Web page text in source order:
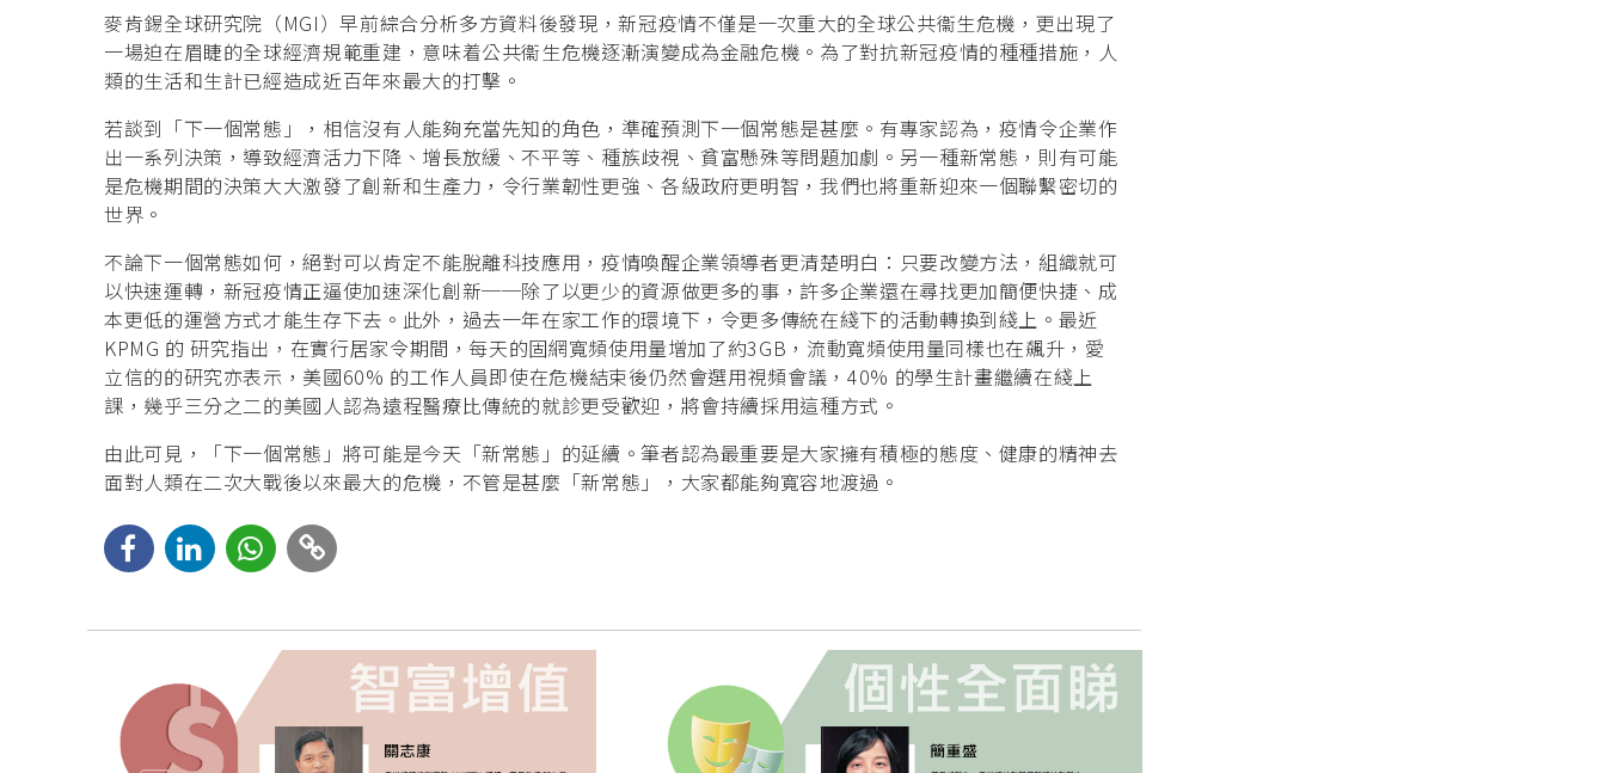
麥肯錫全球研究院（MGI）早前綜合分析多方資料後發現，新冠疫情不僅是一次重大的全球公共衞生危機，更出現了
一場迫在眉睫的全球經濟規範重建，意味着公共衞生危機逐漸演變成為金融危機。為了對抗新冠疫情的種種措施，人
類的生活和生計已經造成近百年來最大的打擊。
若談到「下一個常態」，相信沒有人能夠充當先知的角色，準確預測下一個常態是甚麼。有專家認為，疫情令企業作
出一系列決策，導致經濟活力下降、增長放緩、不平等、種族歧視、貧富懸殊等問題加劇。另一種新常態，則有可能
是危機期間的決策大大激發了創新和生產力，令行業韌性更強、各級政府更明智，我們也將重新迎來一個聯繫密切的
世界。
不論下一個常態如何，絕對可以肯定不能脫離科技應用，疫情喚醒企業領導者更清楚明白：只要改變方法，組織就可
以快速運轉，新冠疫情正逼使加速深化創新──除了以更少的資源做更多的事，許多企業還在尋找更加簡便快捷、成
本更低的運營方式才能生存下去。此外，過去一年在家工作的環境下，令更多傳統在綫下的活動轉換到綫上。最近
KPMG 的 研究指出，在實行居家令期間，每天的固網寬頻使用量增加了約3GB，流動寬頻使用量同樣也在飆升，愛
立信的的研究亦表示，美國60% 的工作人員即使在危機結束後仍然會選用視頻會議，40% 的學生計畫繼續在綫上
課，幾乎三分之二的美國人認為遠程醫療比傳統的就診更受歡迎，將會持續採用這種方式。
由此可見，「下一個常態」將可能是今天「新常態」的延續。筆者認為最重要是大家擁有積極的態度、健康的精神去
面對人類在二次大戰後以來最大的危機，不管是甚麼「新常態」，大家都能夠寬容地渡過。